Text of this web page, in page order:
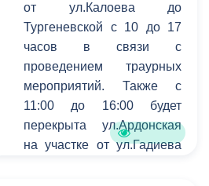
от ул.Калоева до
Тургеневской с 10 до 17
часов в связи с
проведением траурных
мероприятий. Также с
11:00 до 16:00 будет
перекрыта ул.Ардонская
на участке от ул.Гадиева